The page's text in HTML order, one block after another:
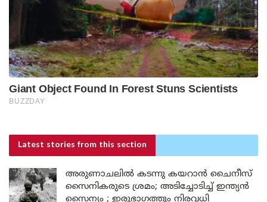
Latest stories from this section
അരുണാചലിൽ കടന്നു കയറാൻ ചൈനീസ്
സൈനികരുടെ ശ്രമം; അടിച്ചോടിച്ച് ഇന്ത്യൻ
സൈന്യം ; ഇരുഭാഗത്തും നിരവധി